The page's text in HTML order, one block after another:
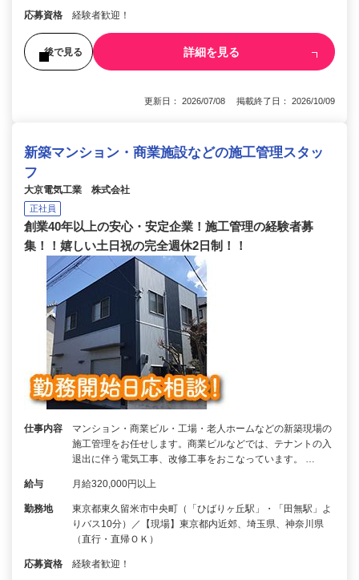
応募資格 経験者歓迎！
後で見る 詳細を見る
更新日： 2026/07/08 掲載終了日： 2026/10/09
新築マンション・商業施設などの施工管理スタッ
フ
大京電気工業 株式会社
正社員
創業40年以上の安心・安定企業！施工管理の経験者募
集！！嬉しい土日祝の完全週休2日制！！
仕事内容
マンション・商業ビル・工場・老人ホームなどの新築現場の
施工管理をお任せします。商業ビルなどでは、テナントの入
退出に伴う電気工事、改修工事をおこなっています。 …
給与 月給320,000円以上
勤務地
東京都東久留米市中央町（「ひばりヶ丘駅」・「田無駅」よ
りバス10分）／【現場】東京都内近郊、埼玉県、神奈川県
（直行・直帰ＯＫ）
応募資格 経験者歓迎！